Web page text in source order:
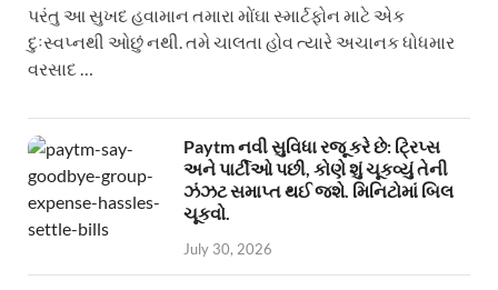
પરંતુ આ સુખદ હવામાન તમારા મોંઘા સ્માર્ટફોન માટે એક
દુઃસ્વપ્નથી ઓછું નથી. તમે ચાલતા હોવ ત્યારે અચાનક ધોધમાર
વરસાદ …
Paytm નવી સુવિધા રજૂ કરે છે: ટ્રિપ્સ
અને પાર્ટીઓ પછી, કોણે શું ચૂકવ્યું તેની
ઝંઝટ સમાપ્ત થઈ જશે. મિનિટોમાં બિલ
ચૂકવો.
July 30, 2026